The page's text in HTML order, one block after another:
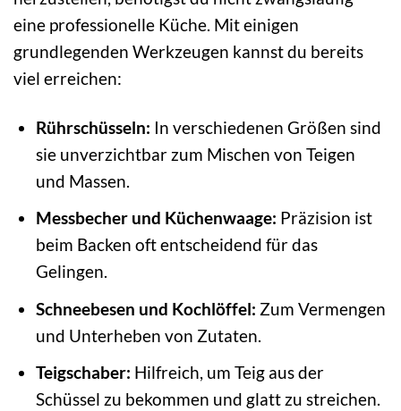
eine professionelle Küche. Mit einigen
grundlegenden Werkzeugen kannst du bereits
viel erreichen:
Rührschüsseln: In verschiedenen Größen sind
sie unverzichtbar zum Mischen von Teigen
und Massen.
Messbecher und Küchenwaage: Präzision ist
beim Backen oft entscheidend für das
Gelingen.
Schneebesen und Kochlöffel: Zum Vermengen
und Unterheben von Zutaten.
Teigschaber: Hilfreich, um Teig aus der
Schüssel zu bekommen und glatt zu streichen.